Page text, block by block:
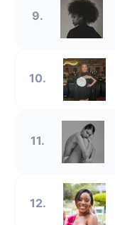
9.
10.
11.
12.